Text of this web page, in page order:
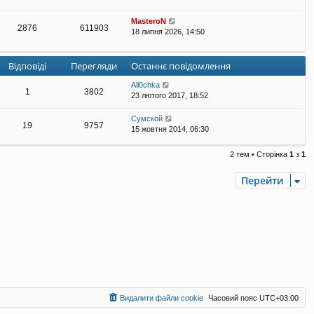
2876 611903
MasteroN
18 липня 2026, 14:50
Відповіді Перегляди Останнє повідомлення
1 3802
All0chka
23 лютого 2017, 18:52
19 9757
Сумской
15 жовтня 2014, 06:30
2 тем • Сторінка 1 з 1
Перейти
Часовий пояс UTC+03:00
Видалити файли cookie